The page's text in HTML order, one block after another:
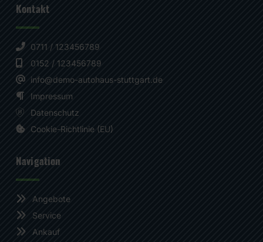
Kontakt
0711 / 123456789
0152 / 123456789
info@demo-autohaus-stuttgart.de
Impressum
Datenschutz
Cookie-Richtlinie (EU)
Navigation
Angebote
Service
Ankauf